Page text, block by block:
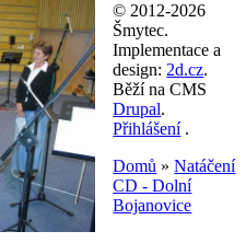
© 2012-2026
Šmytec.
Implementace a
design: 2d.cz.
Běží na CMS
Drupal.
Přihlášení.
Domů »Natáčení
CD - Dolní
Bojanovice